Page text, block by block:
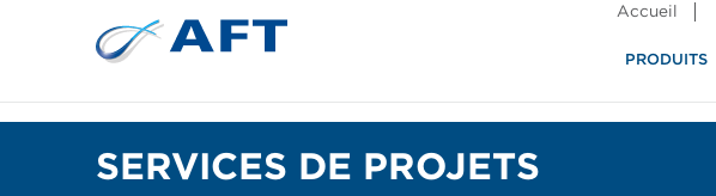
Accueil
PRODUITS
SERVICES DE PROJETS